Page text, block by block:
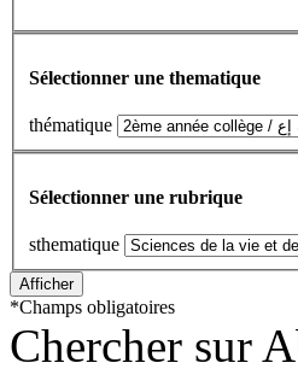
Sélectionner une thematique
thématique
Sélectionner une rubrique
sthematique
*Champs obligatoires
Chercher sur